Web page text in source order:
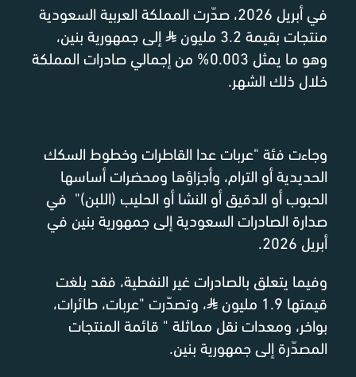
في أبريل 2026، صدّرت المملكة العربية السعودية
منتجات بقيمة 3.2 مليون
⃁ إلى جمهورية بنين،
وهو ما يمثل 0.003% من إجمالي صادرات المملكة
خلال ذلك الشهر.
وجاءت فئة "عربات عدا القاطرات وخطوط السكك
الحديدية أو الترام، وأجزاؤها ومحضرات أساسها
الحبوب أو الدقيق أو النشا أو الحليب (اللبن)" في
صدارة الصادرات السعودية إلى جمهورية بنين في
أبريل 2026.
وفيما يتعلق بالصادرات غير النفطية، فقد بلغت
قيمتها 1.9 مليون
⃁، وتصدّرت "عربات، طائرات،
بواخر، ومعدات نقل مماثلة " قائمة المنتجات
المصدّرة إلى جمهورية بنين.